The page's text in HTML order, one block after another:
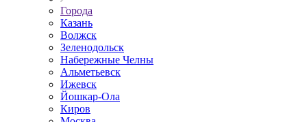
Города
Казань
Волжск
Зеленодольск
Набережные Челны
Альметьевск
Ижевск
Йошкар-Ола
Киров